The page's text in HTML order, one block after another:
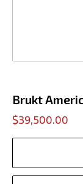
Brukt
$39,500.00